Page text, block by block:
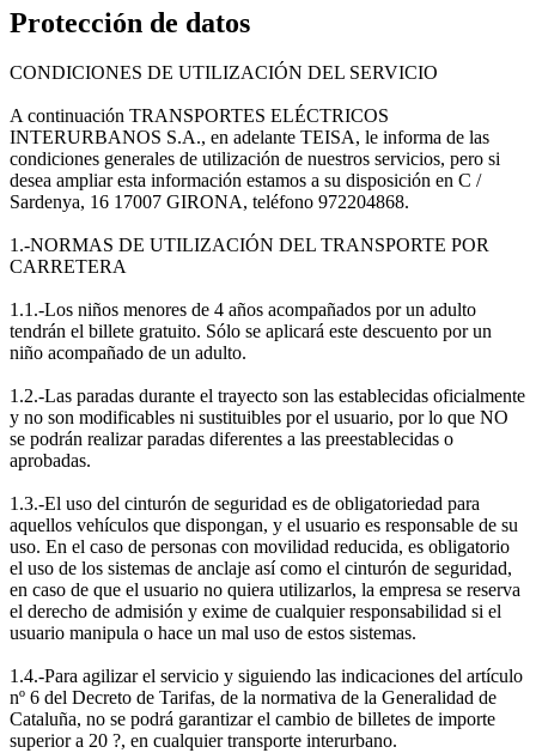
Protección de datos
CONDICIONES DE UTILIZACIÓN DEL SERVICIO
A continuación TRANSPORTES ELÉCTRICOS
INTERURBANOS S.A., en adelante TEISA, le informa de las
condiciones generales de utilización de nuestros servicios, pero si
desea ampliar esta información estamos a su disposición en C /
Sardenya, 16 17007 GIRONA, teléfono 972204868.
1.-NORMAS DE UTILIZACIÓN DEL TRANSPORTE POR
CARRETERA
1.1.-Los niños menores de 4 años acompañados por un adulto
tendrán el billete gratuito. Sólo se aplicará este descuento por un
niño acompañado de un adulto.
1.2.-Las paradas durante el trayecto son las establecidas oficialmente
y no son modificables ni sustituibles por el usuario, por lo que NO
se podrán realizar paradas diferentes a las preestablecidas o
aprobadas.
1.3.-El uso del cinturón de seguridad es de obligatoriedad para
aquellos vehículos que dispongan, y el usuario es responsable de su
uso. En el caso de personas con movilidad reducida, es obligatorio
el uso de los sistemas de anclaje así como el cinturón de seguridad,
en caso de que el usuario no quiera utilizarlos, la empresa se reserva
el derecho de admisión y exime de cualquier responsabilidad si el
usuario manipula o hace un mal uso de estos sistemas.
1.4.-Para agilizar el servicio y siguiendo las indicaciones del artículo
nº 6 del Decreto de Tarifas, de la normativa de la Generalidad de
Cataluña, no se podrá garantizar el cambio de billetes de importe
superior a 20 ?, en cualquier transporte interurbano.